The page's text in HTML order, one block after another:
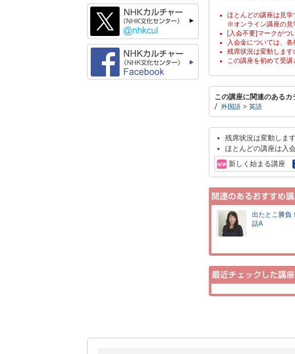
ほとんどの講座は見学
※オンライン講座の見
[入会不要]マークがつ
入会金については、
残席状況は変動します
この講座を初めて受講
この講座に関連のあるカ
外国語> 英語
残席状況は変動しま
ほとんどの講座は入
新しく始まる講座
出たとこ勝負
話A